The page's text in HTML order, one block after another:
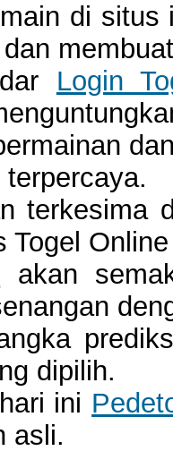
di
Login
terpercaya.
terkesima
Togel
akan
dipilih.
ini
asli.